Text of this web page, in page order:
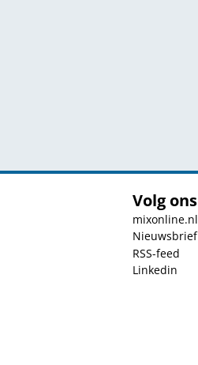
Volg ons
mixonline.nl
Nieuwsbrief
RSS-feed
Linkedin